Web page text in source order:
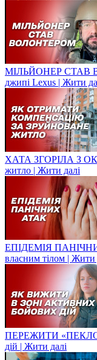
МІЛЬЙОНЕР СТАВ
джипі Lexus | Жити
ХАТА ЗГОРІЛА З
житло | Жити далі
ЕПІДЕМІЯ
власним тілом | Жити
ПЕРЕЖИТИ «ПЕКЛО».
дій | Жити далі